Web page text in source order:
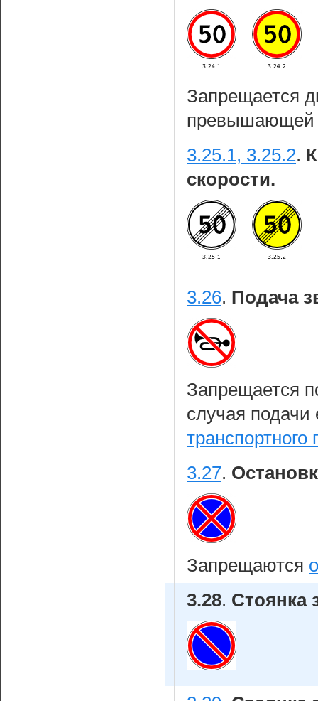
Запрещается
превышающей
3.25.1, 3.25.2.
скорости.
3.26. Подача
Запрещается
случая
3.27.
Запрещаются
3.28. Стоянка